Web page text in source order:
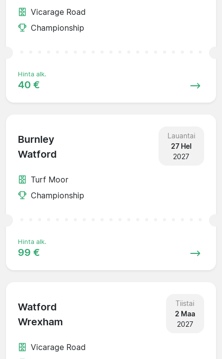
Vicarage Road
Championship
Hinta alk.
40 €
Burnley
Watford
Lauantai
27 Hel
2027
Turf Moor
Championship
Hinta alk.
99 €
Watford
Wrexham
Tiistai
2 Maa
2027
Vicarage Road